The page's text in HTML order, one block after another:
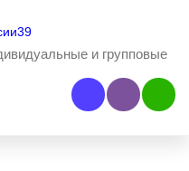
и групповые
Наш ViberНаш